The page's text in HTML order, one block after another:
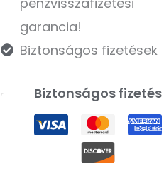
garancia!
Biztonságos fizetések
Biztonságos fizetés